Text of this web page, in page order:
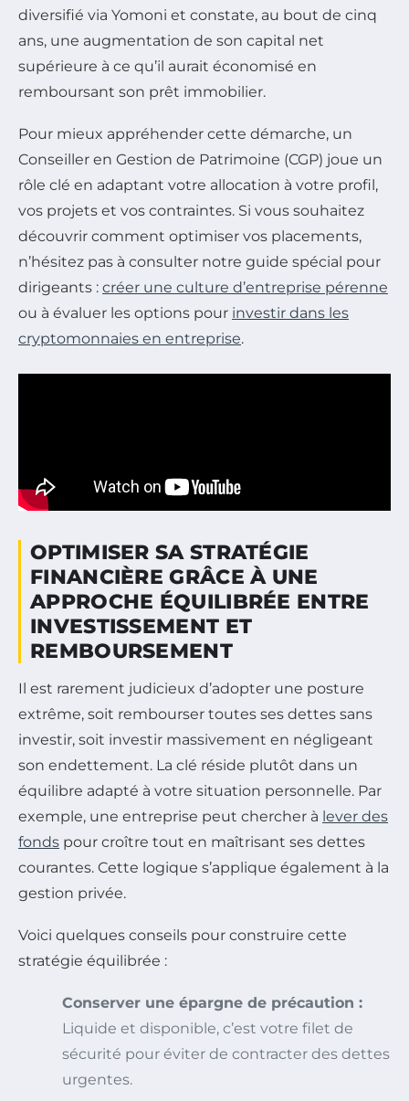
diversifié via Yomoni et constate, au bout de cinq
ans, une augmentation de son capital net
supérieure à ce qu’il aurait économisé en
remboursant son prêt immobilier.
Pour mieux appréhender cette démarche, un
Conseiller en Gestion de Patrimoine (CGP) joue un
rôle clé en adaptant votre allocation à votre profil,
vos projets et vos contraintes. Si vous souhaitez
découvrir comment optimiser vos placements,
n’hésitez pas à consulter notre guide spécial pour
dirigeants : créer une culture d’entreprise pérenne
ou à évaluer les options pour investir dans les
cryptomonnaies en entreprise.
OPTIMISER SA STRATÉGIE
FINANCIÈRE GRÂCE À UNE
APPROCHE ÉQUILIBRÉE ENTRE
INVESTISSEMENT ET
REMBOURSEMENT
Il est rarement judicieux d’adopter une posture
extrême, soit rembourser toutes ses dettes sans
investir, soit investir massivement en négligeant
son endettement. La clé réside plutôt dans un
équilibre adapté à votre situation personnelle. Par
exemple, une entreprise peut chercher à lever des
fonds pour croître tout en maîtrisant ses dettes
courantes. Cette logique s’applique également à la
gestion privée.
Voici quelques conseils pour construire cette
stratégie équilibrée :
Conserver une épargne de précaution :
Liquide et disponible, c’est votre filet de
sécurité pour éviter de contracter des dettes
urgentes.